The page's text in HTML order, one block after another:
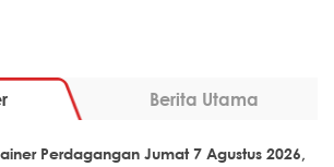
Berita Utama
Perdagangan Jumat 7 Agustus 2026,